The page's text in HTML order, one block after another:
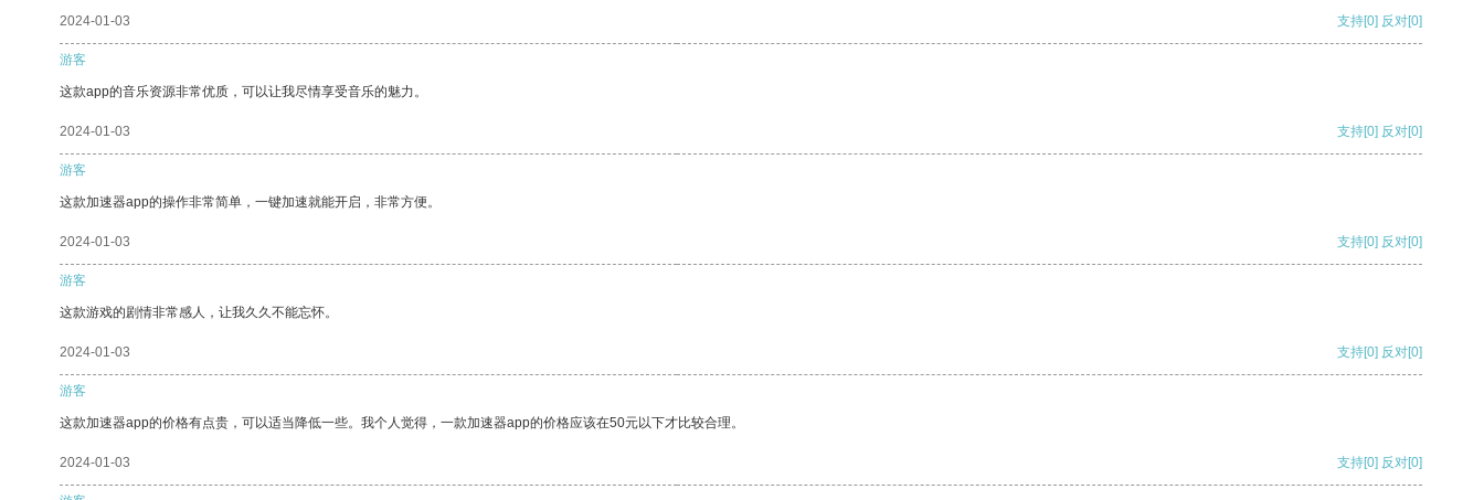
2024-01-03 支持[0] 反对[0]
游客
这款app的音乐资源非常优质，可以让我尽情享受音乐的魅力。
2024-01-03 支持[0] 反对[0]
游客
这款加速器app的操作非常简单，一键加速就能开启，非常方便。
2024-01-03 支持[0] 反对[0]
游客
这款游戏的剧情非常感人，让我久久不能忘怀。
2024-01-03 支持[0] 反对[0]
游客
这款加速器app的价格有点贵，可以适当降低一些。我个人觉得，一款加速器app的价格应该在50元以下才比较合理。
2024-01-03 支持[0] 反对[0]